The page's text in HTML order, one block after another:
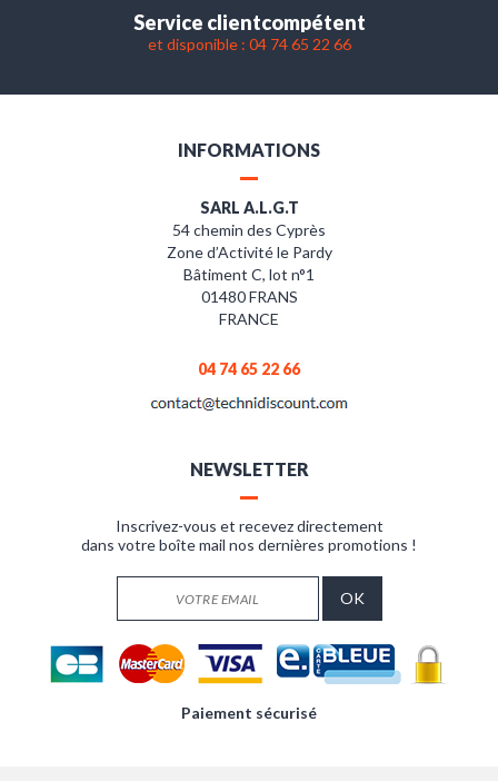
Service clientcompétent
et disponible : 04 74 65 22 66
INFORMATIONS
SARL A.L.G.T
54 chemin des Cyprès
Zone d’Activité le Pardy
Bâtiment C, lot n°1
01480 FRANS
FRANCE
04 74 65 22 66
NEWSLETTER
Inscrivez-vous et recevez directement
dans votre boîte mail nos dernières promotions !
Paiement sécurisé